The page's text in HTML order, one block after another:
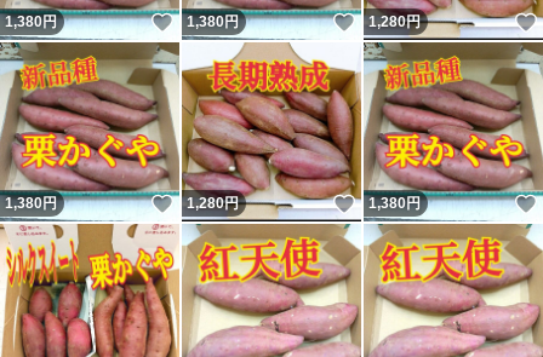
1,380円 いいね！
1,380円 いいね！
1,280円
1,380円 いいね！
1,280円 いいね！
1,380円